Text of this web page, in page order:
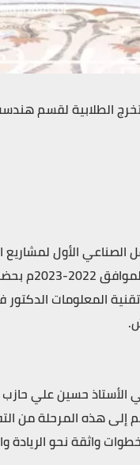
الطلابية لقسم هندسة
الصناعي الأول
الميكاترونكس
المعلومات الدكتور
حسين علي حازب
هذه المرحلة من
واثقة نحو الريادة